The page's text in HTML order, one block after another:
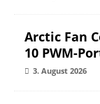
Arctic Fan
10 PWM-
3. August 2026